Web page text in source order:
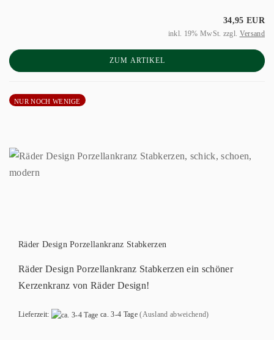
34,95 EUR
inkl. 19% MwSt. zzgl. Versand
ZUM ARTIKEL
NUR NOCH WENIGE
Räder Design Porzellankranz Stabkerzen
Räder Design Porzellankranz Stabkerzen ein schöner
Kerzenkranz von Räder Design!
Lieferzeit: ca. 3-4 Tage (Ausland abweichend)